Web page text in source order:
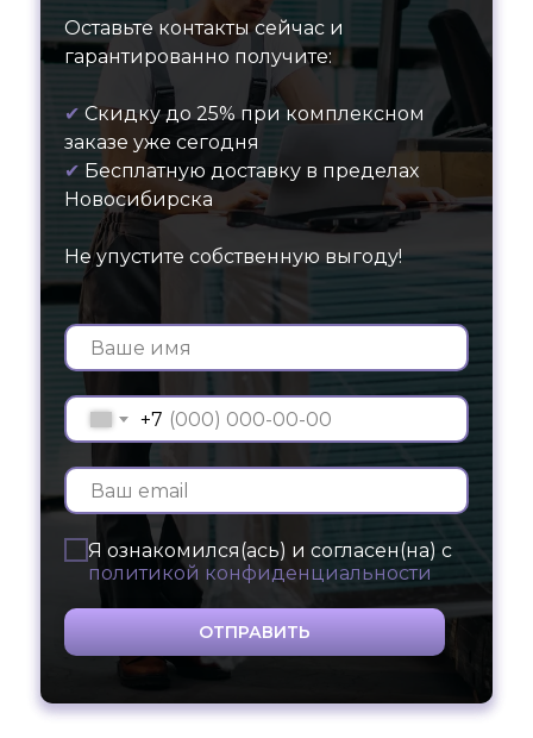
Оставьте контакты сейчас и
гарантированно получите:
✔ Скидку до 25% при комплексном
заказе уже сегодня
✔ Бесплатную доставку в пределах
Новосибирска
Не упустите собственную выгоду!
+7
Я ознакомился(ась) и согласен(на) с
политикой конфиденциальности
ОТПРАВИТЬ